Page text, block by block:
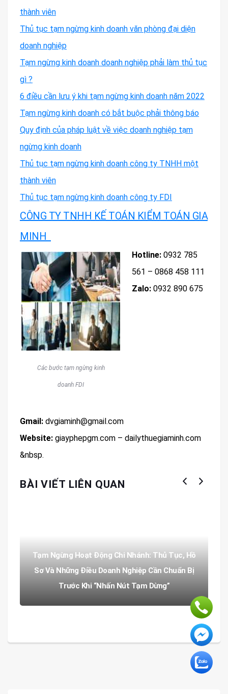
thành viên
Thủ tục tạm ngừng kinh doanh văn phòng đại diện
doanh nghiệp
Tạm ngừng kinh doanh doanh nghiệp phải làm thủ tục
gì ?
6 điều cần lưu ý khi tạm ngừng kinh doanh năm 2022
Tạm ngừng kinh doanh có bắt buộc phải thông báo
Quy định của pháp luật về việc doanh nghiệp tạm
ngừng kinh doanh
Thủ tục tạm ngừng kinh doanh công ty TNHH một
thành viên
Thủ tục tạm ngừng kinh doanh công ty FDI
CÔNG TY TNHH KẾ TOÁN KIỂM TOÁN GIA
MINH
Các bước tạm ngừng kinh
doanh FDI
Hotline: 0932 785
561 – 0868 458 111
Zalo: 0932 890 675
Gmail: dvgiaminh@gmail.com
Website: giayphepgm.com – dailythuegiaminh.com
&nbsp.
BÀI VIẾT LIÊN QUAN
Tạm Ngừng Hoạt Động Chi Nhánh: Thủ Tục, Hồ
Sơ Và Những Điều Doanh Nghiệp Cần Chuẩn Bị
Trước Khi “Nhấn Nút Tạm Dừng”